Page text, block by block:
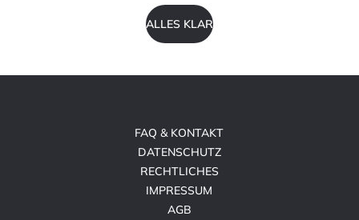
ALLES KLAR
FAQ & KONTAKT
DATENSCHUTZ
RECHTLICHES
IMPRESSUM
AGB